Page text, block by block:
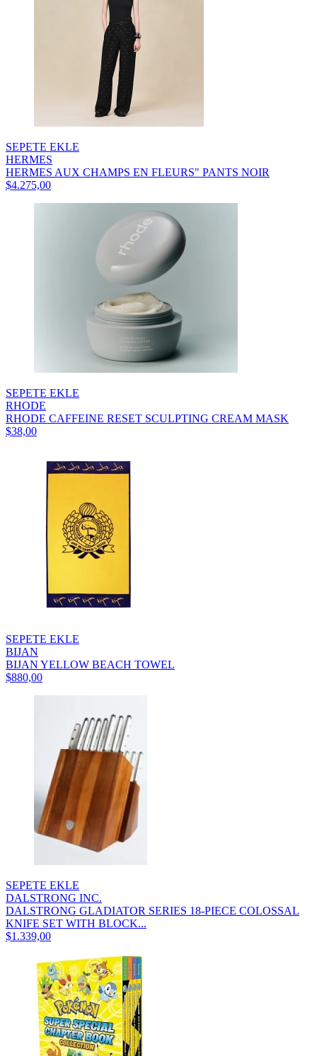
SEPETE EKLE
HERMES
HERMES AUX CHAMPS EN FLEURS" PANTS NOIR
$4.275,00
SEPETE EKLE
RHODE
RHODE CAFFEINE RESET SCULPTING CREAM MASK
$38,00
SEPETE EKLE
BIJAN
BIJAN YELLOW BEACH TOWEL
$880,00
SEPETE EKLE
DALSTRONG INC.
DALSTRONG GLADIATOR SERIES 18-PIECE COLOSSAL
KNIFE SET WITH BLOCK...
$1.339,00